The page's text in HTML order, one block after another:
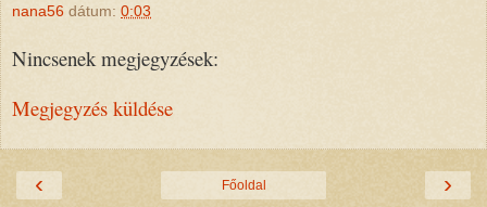
nana56 dátum: 0:03
Nincsenek megjegyzések:
Megjegyzés küldése
‹ ›
Főoldal